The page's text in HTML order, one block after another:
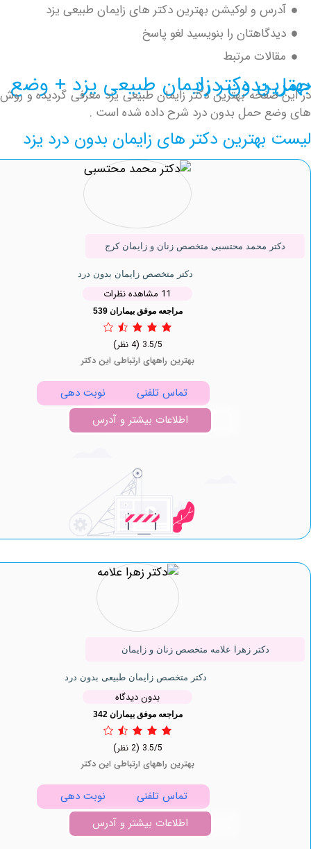
و لوکیشن بهترین دکتر های زایمان طبیعی یزد
را بنویسید لغو پاسخ
مرتبط
طبیعی یزد + وضع حمل بدون درد
بهترین دکتر زایمان طبیعی یزد معرفی گردیده و روش
حمل بدون درد شرح داده شده است .
دکتر های زایمان بدون درد یزد
محمد محتسبی متخصص زنان و زایمان کرج
دکتر متخصص زایمان بدون درد
مراجعه موفق بیماران 539
بهترین راههای ارتباطی این دکتر
تماس تلفنی
نوبت دهی
اطلاعات بیشتر و آدرس
دکتر زهرا علامه متخصص زنان و زایمان
دکتر متخصص زایمان طبیعی بدون درد
بدون دیدگاه
مراجعه موفق بیماران 342
بهترین راههای ارتباطی این دکتر
تماس تلفنی
نوبت دهی
اطلاعات بیشتر و آدرس